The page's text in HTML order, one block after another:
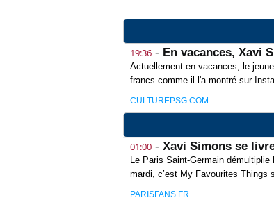
19:36 - En vacances, Xavi
Actuellement en vacances, le
francs comme il l'a montré sur
CULTUREPSG.COM
01:00 - Xavi Simons se
Le Paris Saint-Germain
mardi, c’est My Favourites Things
PARISFANS.FR